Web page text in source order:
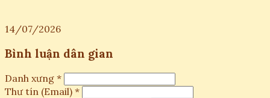
14/07/2026
Bình luận dân gian
Danh xưng *
Thư tín (Email) *